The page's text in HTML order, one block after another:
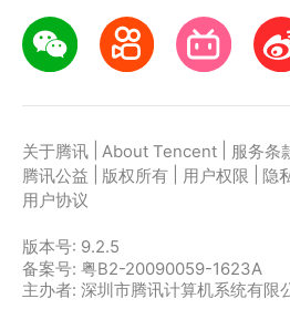
关于腾讯 About Tencent 服务条
腾讯公益
版权所有 用户权限 隐
用户协议
版本号: 9.2.5
备案号: 粤B2-20090059-1623A
主办者: 深圳市腾讯计算机系统有限